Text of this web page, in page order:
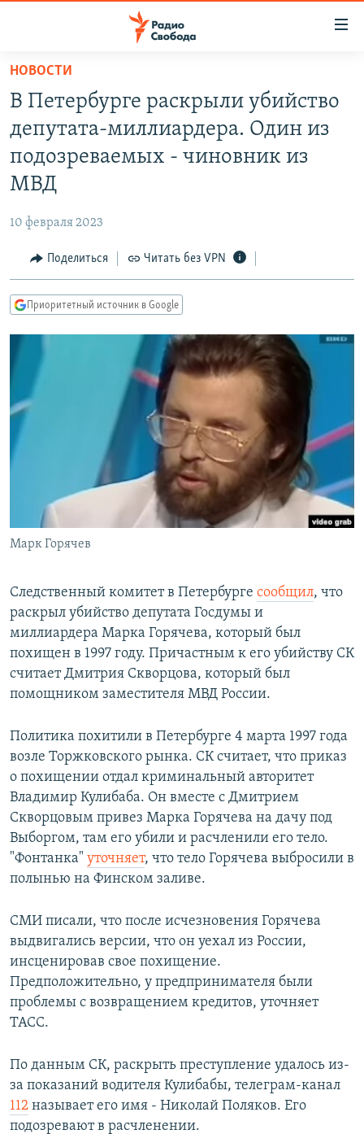
упрощенного
доступа
основному
содержанию
навигации
Вернутся
ПРОГРАММЫ
ПОДКАСТЫ
АВТОРСКИЕ ПРОЕКТЫ
ЦИТАТЫ СВОБОДЫ
КУЛЬТУРА
IDEL.РЕАЛИИ
КАВКАЗ.РЕАЛИИ
РАСПИСАНИЕ ВЕЩАНИЯ
ПОДПИШИТЕСЬ НА РАССЫЛКУ
СОЦИАЛЬНЫЕ СЕТИ
НОВОСТИ
В Петербурге раскрыли убийство
депутата-миллиардера. Один из
подозреваемых - чиновник из
МВД
10 февраля 2023
Поделиться Читать без VPN
Приоритетный источник в Google
Марк Горячев
Следственный комитет в Петербурге сообщил, что
раскрыл убийство депутата Госдумы и
миллиардера Марка Горячева, который был
похищен в 1997 году. Причастным к его убийству СК
считает Дмитрия Скворцова, который был
помощником заместителя МВД России.
Политика похитили в Петербурге 4 марта 1997 года
возле Торжковского рынка. СК считает, что приказ
о похищении отдал криминальный авторитет
Владимир Кулибаба. Он вместе с Дмитрием
Скворцовым привез Марка Горячева на дачу под
Выборгом, там его убили и расчленили его тело.
"Фонтанка" уточняет, что тело Горячева выбросили в
полынью на Финском заливе.
СМИ писали, что после исчезновения Горячева
выдвигались версии, что он уехал из России,
инсценировав свое похищение.
Предположительно, у предпринимателя были
проблемы с возвращением кредитов, уточняет
ТАСС.
По данным СК, раскрыть преступление удалось из-
за показаний водителя Кулибабы, телеграм-канал
112 называет его имя - Николай Поляков. Его
подозревают в расчленении.